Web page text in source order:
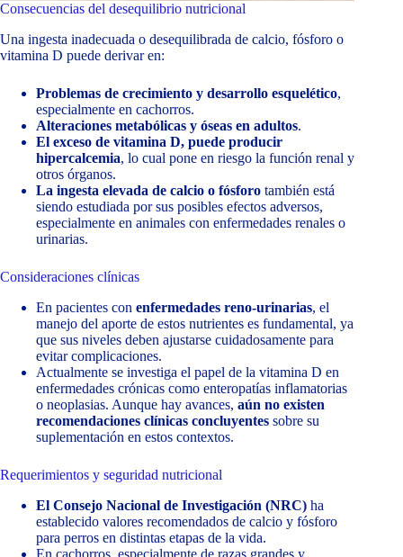
Consecuencias del desequilibrio nutricional
Una ingesta inadecuada o desequilibrada de calcio, fósforo o
vitamina D puede derivar en:
Problemas de crecimiento y desarrollo esquelético,
especialmente en cachorros.
Alteraciones metabólicas y óseas en adultos.
El exceso de vitamina D, puede producir
hipercalcemia, lo cual pone en riesgo la función renal y
otros órganos.
La ingesta elevada de calcio o fósforo también está
siendo estudiada por sus posibles efectos adversos,
especialmente en animales con enfermedades renales o
urinarias.
Consideraciones clínicas
En pacientes con enfermedades reno-urinarias, el
manejo del aporte de estos nutrientes es fundamental, ya
que sus niveles deben ajustarse cuidadosamente para
evitar complicaciones.
Actualmente se investiga el papel de la vitamina D en
enfermedades crónicas como enteropatías inflamatorias
o neoplasias. Aunque hay avances, aún no existen
recomendaciones clínicas concluyentes sobre su
suplementación en estos contextos.
Requerimientos y seguridad nutricional
El Consejo Nacional de Investigación (NRC) ha
establecido valores recomendados de calcio y fósforo
para perros en distintas etapas de la vida.
En cachorros, especialmente de razas grandes y